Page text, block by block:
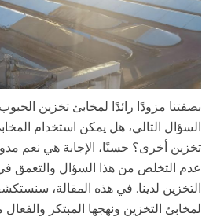
بصفتنا مزودًا رائدًا لمخابئ تخزين
السؤال التالي، هل يمكن استخدام
تخزين أخرى؟ حسنًا، الإجابة هي نعم
عدم التخلص من هذا السؤال والتعمق
التخزين لدينا. في هذه المقالة،
لمخابئ التخزين ونهجها المبتكر